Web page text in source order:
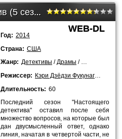
Настоящий детектив (5 сезон)
WEB-DL
Год: 2014
Страна: США
Жанр: Детективы /Драмы /
Режиссер:
Кэри Дзёдзи Фукунага,
Длительность: 60
Последний сезон "Настоящего
детектива" оставил после себя
множество вопросов, на которые был
дан двусмысленный ответ, однако
линия, начатая в четвертой части, не